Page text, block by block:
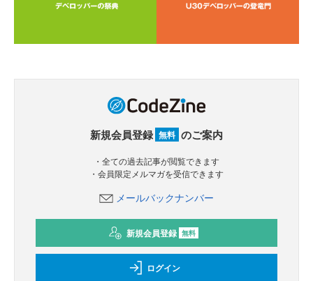
新規会員登録 無料 のご案内
・全ての過去記事が閲覧できます
・会員限定メルマガを受信できます
メールバックナンバー
新規会員登録 無料
ログイン